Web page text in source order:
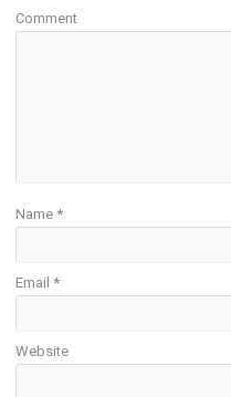
Comment
Name *
Email *
Website